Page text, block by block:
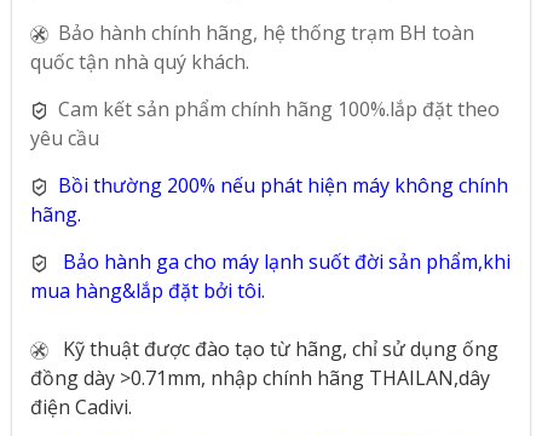
Bảo hành chính hãng, hệ thống trạm BH toàn
quốc tận nhà quý khách.
Cam kết sản phẩm chính hãng 100%.lắp đặt theo
yêu cầu
Bồi thường 200% nếu phát hiện máy không chính
hãng.
Bảo hành ga cho máy lạnh suốt đời sản phẩm,khi
mua hàng&lắp đặt bởi tôi.
Kỹ thuật được đào tạo từ hãng, chỉ sử dụng ống
đồng dày >0.71mm, nhập chính hãng THAILAN,dây
điện Cadivi.